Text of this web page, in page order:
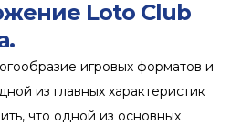
Loto Club
игровых форматов и
из главных характеристик
что одной из основных